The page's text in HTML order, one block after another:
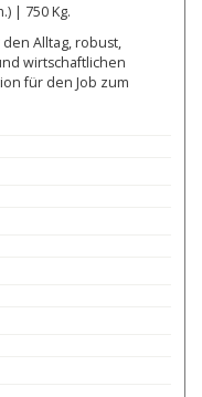
| 750 Kg.
Alltag, robust,
wirtschaftlichen
für den Job zum